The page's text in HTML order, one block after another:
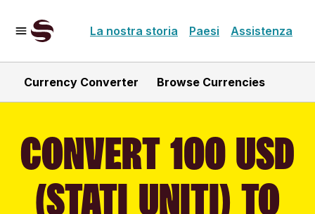
La nostra storia Paesi Assistenza
Currency Converter Browse Currencies
CONVERT 100 USD
(STATI UNITI) TO